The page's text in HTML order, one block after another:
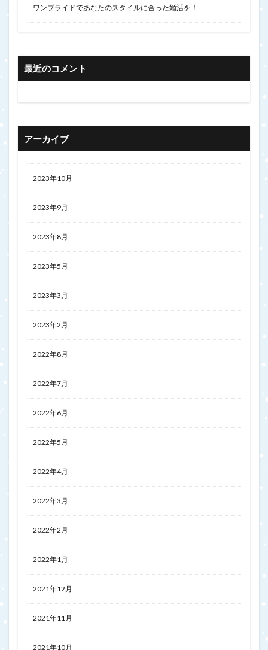
ワンブライドであなたのスタイルに合った婚活を！
最近のコメント
アーカイブ
2023年10月
2023年9月
2023年8月
2023年5月
2023年3月
2023年2月
2022年8月
2022年7月
2022年6月
2022年5月
2022年4月
2022年3月
2022年2月
2022年1月
2021年12月
2021年11月
2021年10月